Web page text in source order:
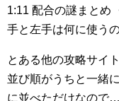
1:11 配合の謎まとめ
手と左手は何に使う
とある他の攻略サイ
並び順がうちと一緒
に並べただけなので…